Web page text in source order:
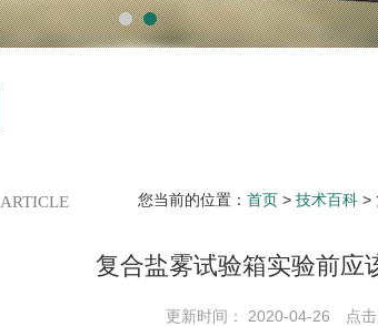
ARTICLE 您当前的位置： 首页 > 技术百科 >
复合盐雾试验箱实验前应
更新时间： 2020-04-26 点击